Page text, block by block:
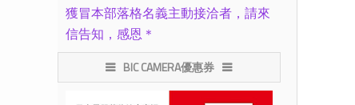
獲冒本部落格名義主動接洽者，請來
信告知，感恩＊
BIC CAMERA優惠券